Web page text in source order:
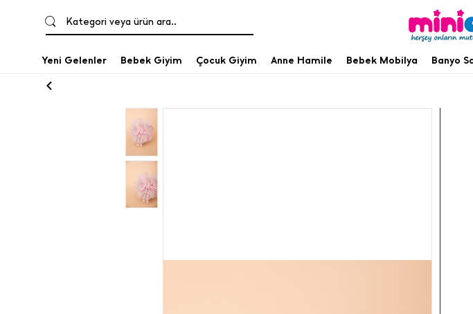
Kategori veya ürün ara..
Yeni Gelenler Bebek Giyim Çocuk Giyim Anne Hamile Bebek Mobilya Banyo